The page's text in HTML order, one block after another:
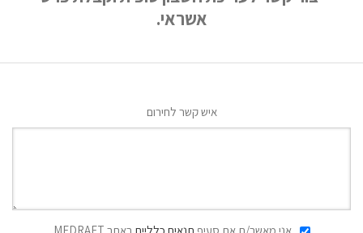
אשראי.
איש קשר לחירום